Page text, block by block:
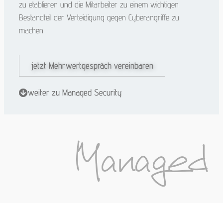
zu etablieren und die Mitarbeiter zu einem wichtigen
Bestandteil der Verteidigung gegen Cyberangriffe zu
machen
jetzt Mehrwertgespräch vereinbaren
weiter zu Managed Security
Managed